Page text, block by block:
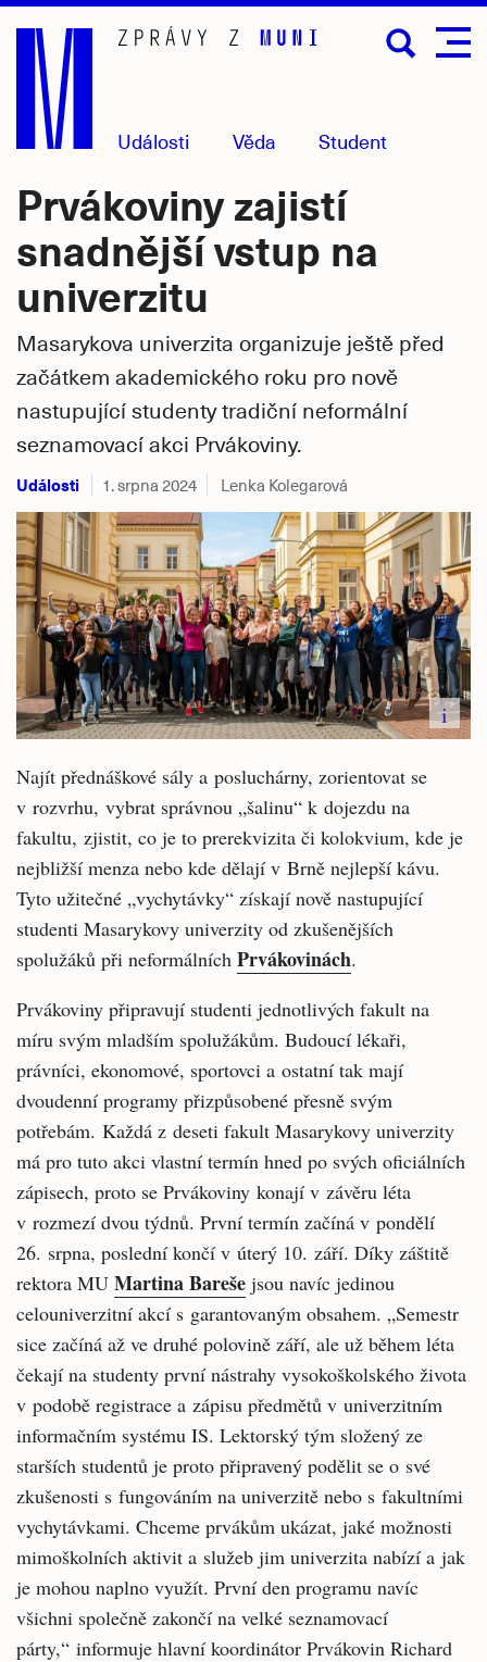
Přejít
hlavní
obsah
Události Věda Student
Prvákoviny zajistí
snadnější vstup na
univerzitu
Masarykova univerzita organizuje ještě před
začátkem akademického roku pro nově
nastupující studenty tradiční neformální
seznamovací akci Prvákoviny.
Události 1. srpna 2024 Lenka Kolegarová
i
Najít přednáškové sály a posluchárny, zorientovat se
v rozvrhu, vybrat správnou „šalinu“ k dojezdu na
fakultu, zjistit, co je to prerekvizita či kolokvium, kde je
nejbližší menza nebo kde dělají v Brně nejlepší kávu.
Tyto užitečné „vychytávky“ získají nově nastupující
studenti Masarykovy univerzity od zkušenějších
spolužáků při neformálních Prvákovinách.
Prvákoviny připravují studenti jednotlivých fakult na
míru svým mladším spolužákům. Budoucí lékaři,
právníci, ekonomové, sportovci a ostatní tak mají
dvoudenní programy přizpůsobené přesně svým
potřebám. Každá z deseti fakult Masarykovy univerzity
má pro tuto akci vlastní termín hned po svých oficiálních
zápisech, proto se Prvákoviny konají v závěru léta
v rozmezí dvou týdnů. První termín začíná v pondělí
26. srpna, poslední končí v úterý 10. září. Díky záštitě
rektora MU Martina Bareše jsou navíc jedinou
celouniverzitní akcí s garantovaným obsahem. „Semestr
sice začíná až ve druhé polovině září, ale už během léta
čekají na studenty první nástrahy vysokoškolského života
v podobě registrace a zápisu předmětů v univerzitním
informačním systému IS. Lektorský tým složený ze
starších studentů je proto připravený podělit se o své
zkušenosti s fungováním na univerzitě nebo s fakultními
vychytávkami. Chceme prvákům ukázat, jaké možnosti
mimoškolních aktivit a služeb jim univerzita nabízí a jak
je mohou naplno využít. První den programu navíc
všichni společně zakončí na velké seznamovací
párty,“ informuje hlavní koordinátor Prvákovin Richard